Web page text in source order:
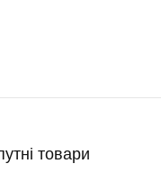
товари